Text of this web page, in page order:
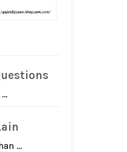
...